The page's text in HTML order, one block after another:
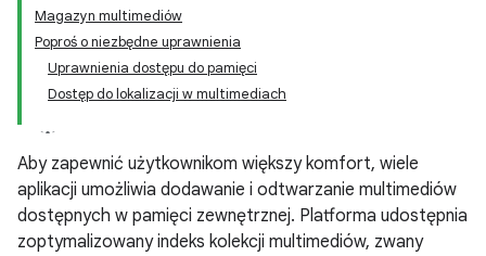
Magazyn multimediów
Poproś o niezbędne uprawnienia
Uprawnienia dostępu do pamięci
Dostęp do lokalizacji w multimediach
Aby zapewnić użytkownikom większy komfort, wiele
aplikacji umożliwia dodawanie i odtwarzanie multimediów
dostępnych w pamięci zewnętrznej. Platforma udostępnia
zoptymalizowany indeks kolekcji multimediów, zwany